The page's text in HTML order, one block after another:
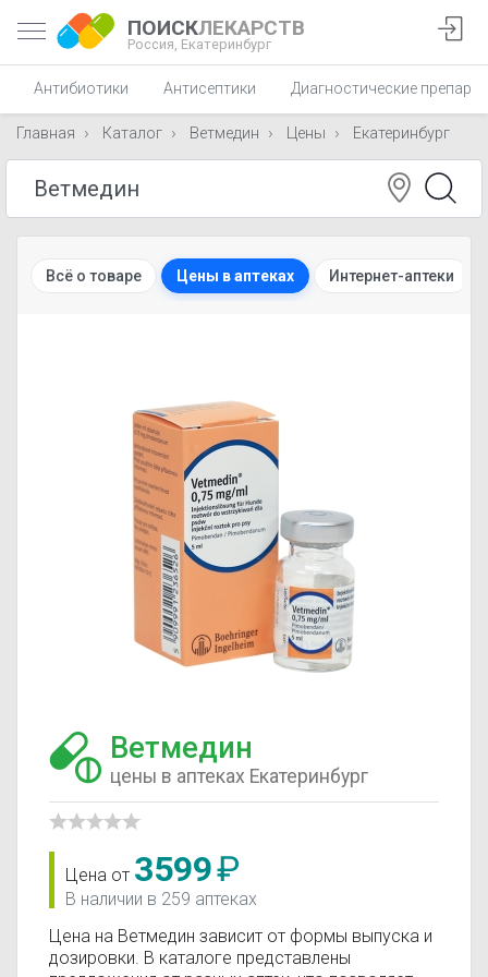
ПОИСКЛЕКАРСТВ
Россия, Екатеринбург
Антибиотики Антисептики Диагностические
Главная Каталог Ветмедин Цены Екатеринбург
Всё о товаре Цены в аптеках Интернет-аптеки
Ветмедин
цены в аптеках Екатеринбург
Цена от 3599₽
В наличии в 259 аптеках
Цена на Ветмедин зависит от формы выпуска и
дозировки. В каталоге представлены